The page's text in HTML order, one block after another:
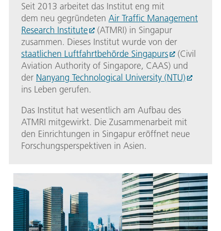
Seit 2013 arbeitet das Institut eng mit
dem neu gegründeten Air Traffic Management
Research Institute
(ATMRI) in Singapur
zusammen. Dieses Institut wurde von der
staatlichen Luftfahrtbehörde Singapurs
(Civil
Aviation Authority of Singapore, CAAS) und
der Nanyang Technological University (NTU)
ins Leben gerufen.
Das Institut hat wesentlich am Aufbau des
ATMRI mitgewirkt. Die Zusammenarbeit mit
den Einrichtungen in Singapur eröffnet neue
Forschungsperspektiven in Asien.